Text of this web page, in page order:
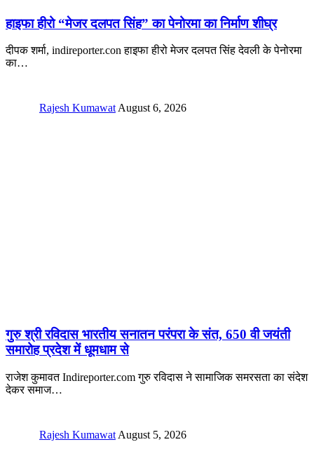
हाइफा हीरो “मेजर दलपत सिंह” का पेनोरमा का निर्माण शीघ्र
दीपक शर्मा, indireporter.con हाइफा हीरो मेजर दलपत सिंह देवली के पेनोरमा
का…
Rajesh Kumawat August 6, 2026
गुरु श्री रविदास भारतीय सनातन परंपरा के संत, 650 वी जयंती
समारोह प्रदेश में धूमधाम से
राजेश कुमावत Indireporter.com गुरु रविदास ने सामाजिक समरसता का संदेश
देकर समाज…
Rajesh Kumawat August 5, 2026